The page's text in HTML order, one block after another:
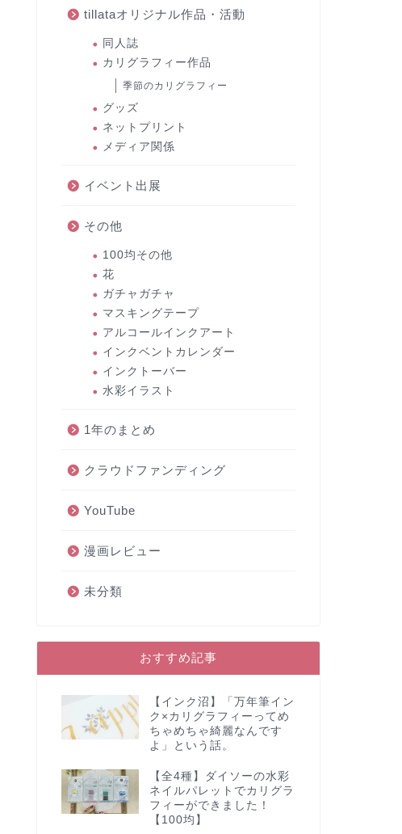
tillataオリジナル作品・活動
同人誌
カリグラフィー作品
季節のカリグラフィー
グッズ
ネットプリント
メディア関係
イベント出展
その他
100均その他
花
ガチャガチャ
マスキングテープ
アルコールインクアート
インクベントカレンダー
インクトーバー
水彩イラスト
1年のまとめ
クラウドファンディング
YouTube
漫画レビュー
未分類
おすすめ記事
【インク沼】「万年筆イン
ク×カリグラフィーってめ
ちゃめちゃ綺麗なんです
よ」という話。
【全4種】ダイソーの水彩
ネイルパレットでカリグラ
フィーができました！
【100均】